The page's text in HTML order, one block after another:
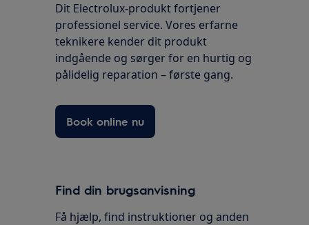
Dit Electrolux-produkt fortjener
professionel service. Vores erfarne
teknikere kender dit produkt
indgående og sørger for en hurtig og
pålidelig reparation – første gang.
Book online nu
Find din brugsanvisning
Få hjælp, find instruktioner og anden